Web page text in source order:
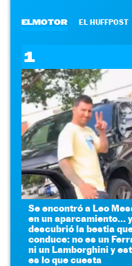
ELMOTOR EL HUFFPOST
1
Se encontró a Leo
en un aparcamiento... y
descubrió la bestia
conduce: no es un
ni un Lamborghini y
es lo que cuesta